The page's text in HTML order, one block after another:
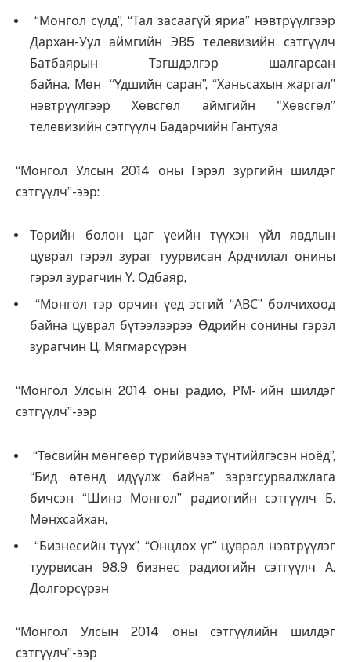
“Монгол сүлд”, “Тал засаагүй яриа” нэвтрүүлгээр
Дархан-Уул аймгийн ЭВ5 телевизийн сэтгүүлч
Батбаярын Тэгшдэлгэр шалгарсан
байна. Мөн “Үдшийн саран”, “Ханьсахын жаргал”
нэвтрүүлгээр Хөвсгөл аймгийн "Хөвсгөл”
телевизийн сэтгүүлч Бадарчийн Гантуяа
“Монгол Улсын 2014 оны Гэрэл зургийн шилдэг
сэтгүүлч”-ээр:
Төрийн болон цаг үеийн түүхэн үйл явдлын
цуврал гэрэл зураг туурвисан Ардчилал онины
гэрэл зурагчин Ү. Одбаяр,
“Монгол гэр орчин үед эсгий “АВС” болчихоод
байна цуврал бүтээлээрээ Өдрийн сонины гэрэл
зурагчин Ц. Мягмарсүрэн
“Монгол Улсын 2014 оны радио, РМ- ийн шилдэг
сэтгүүлч”-ээр
“Төсвийн мөнгөөр түрийвчээ түнтийлгэсэн ноёд”,
“Бид өтөнд идүүлж байна” зэрэгсурвалжлага
бичсэн “Шинэ Монгол” радиогийн сэтгүүлч Б.
Мөнхсайхан,
“Бизнесийн түүх”, “Онцлох үг” цуврал нэвтрүүлэг
туурвисан 98.9 бизнес радиогийн сэтгүүлч А.
Долгорсүрэн
“Монгол Улсын 2014 оны сэтгүүлийн шилдэг
сэтгүүлч”-ээр